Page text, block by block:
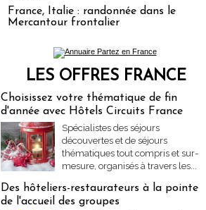
France, Italie : randonnée dans le
Mercantour frontalier
LES OFFRES FRANCE
Choisissez votre thématique de fin
d'année avec Hôtels Circuits France
Spécialistes des séjours
découvertes et de séjours
thématiques tout compris et sur-
mesure, organisés à travers les...
Des hôteliers-restaurateurs à la pointe
de l'accueil des groupes